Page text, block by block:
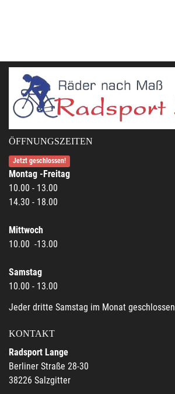
ÖFFNUNGSZEITEN
Jetzt geschlossen!
Montag -Freitag
10.00 - 13.00
14.30 - 18.00
Mittwoch
10.00 -13.00
Samstag
10.00 - 13.00
Jeder dritte Samstag im Monat geschlossen
KONTAKT
Radsport Lange
Berliner Straße 28-30
38226 Salzgitter